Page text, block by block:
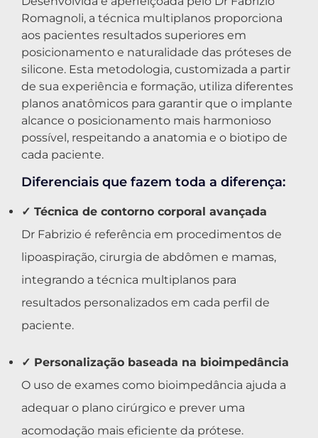
Romagnoli, a técnica multiplanos proporciona
aos pacientes resultados superiores em
posicionamento e naturalidade das próteses de
silicone. Esta metodologia, customizada a partir
de sua experiência e formação, utiliza diferentes
planos anatômicos para garantir que o implante
alcance o posicionamento mais harmonioso
possível, respeitando a anatomia e o biotipo de
cada paciente.
Diferenciais que fazem toda a diferença:
✓ Técnica de contorno corporal avançada
Dr Fabrizio é referência em procedimentos de
lipoaspiração, cirurgia de abdômen e mamas,
integrando a técnica multiplanos para
resultados personalizados em cada perfil de
paciente.
✓ Personalização baseada na bioimpedância
O uso de exames como bioimpedância ajuda a
adequar o plano cirúrgico e prever uma
acomodação mais eficiente da prótese.